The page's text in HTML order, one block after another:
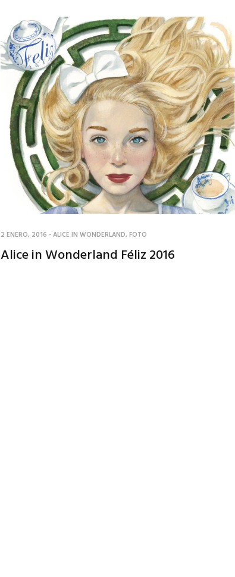
2 ENERO, 2016 -ALICE IN WONDERLAND,FOTO
Alice in Wonderland Féliz 2016